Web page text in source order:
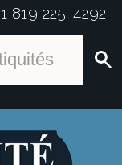
1 819 225-4292